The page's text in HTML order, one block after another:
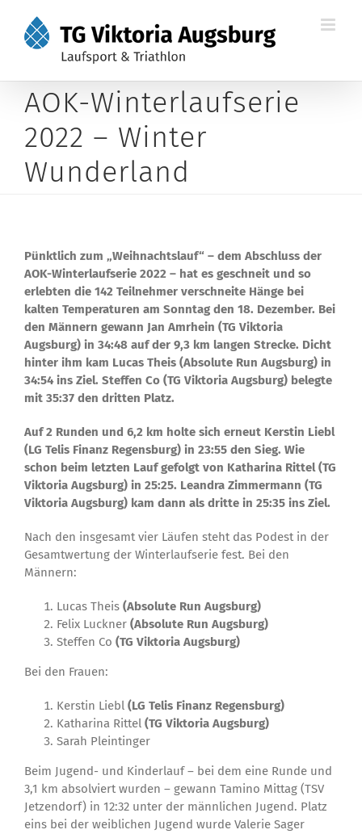
Inhalt
springen
AOK-Winterlaufserie
2022 – Winter
Wunderland
Pünktlich zum „Weihnachtslauf“ – dem Abschluss der
AOK-Winterlaufserie 2022 – hat es geschneit und so
erlebten die 142 Teilnehmer verschneite Hänge bei
kalten Temperaturen am Sonntag den 18. Dezember. Bei
den Männern gewann Jan Amrhein (TG Viktoria
Augsburg) in 34:48 auf der 9,3 km langen Strecke. Dicht
hinter ihm kam Lucas Theis (Absolute Run Augsburg) in
34:54 ins Ziel. Steffen Co (TG Viktoria Augsburg) belegte
mit 35:37 den dritten Platz.
Auf 2 Runden und 6,2 km holte sich erneut Kerstin Liebl
(LG Telis Finanz Regensburg) in 23:55 den Sieg. Wie
schon beim letzten Lauf gefolgt von Katharina Rittel (TG
Viktoria Augsburg) in 25:25. Leandra Zimmermann (TG
Viktoria Augsburg) kam dann als dritte in 25:35 ins Ziel.
Nach den insgesamt vier Läufen steht das Podest in der
Gesamtwertung der Winterlaufserie fest. Bei den
Männern:
Lucas Theis (Absolute Run Augsburg)
Felix Luckner (Absolute Run Augsburg)
Steffen Co (TG Viktoria Augsburg)
Bei den Frauen:
Kerstin Liebl (LG Telis Finanz Regensburg)
Katharina Rittel (TG Viktoria Augsburg)
Sarah Pleintinger
Beim Jugend- und Kinderlauf – bei dem eine Runde und
3,1 km absolviert wurden – gewann Tamino Mittag (TSV
Jetzendorf) in 12:32 unter der männlichen Jugend. Platz
eins bei der weiblichen Jugend wurde Valerie Sager